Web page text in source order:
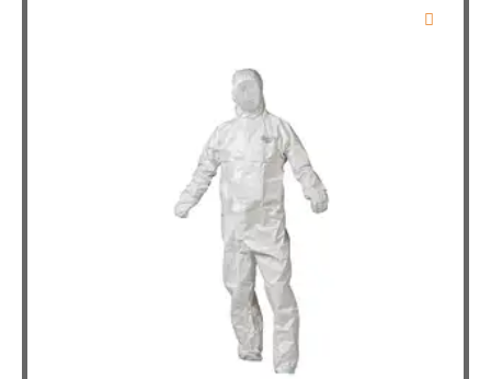
kan
gekozen
worden
op
productpagina